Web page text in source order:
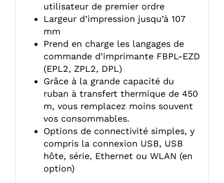
utilisateur de premier ordre
Largeur d’impression jusqu’à 107
mm
Prend en charge les langages de
commande d’imprimante FBPL-EZD
(EPL2, ZPL2, DPL)
Grâce à la grande capacité du
ruban à transfert thermique de 450
m, vous remplacez moins souvent
vos consommables.
Options de connectivité simples, y
compris la connexion USB, USB
hôte, série, Ethernet ou WLAN (en
option)